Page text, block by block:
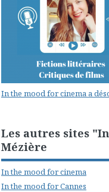
In the mood for cinema a
Les autres sites
Mézière
In the mood for cinema
In the mood for Cannes